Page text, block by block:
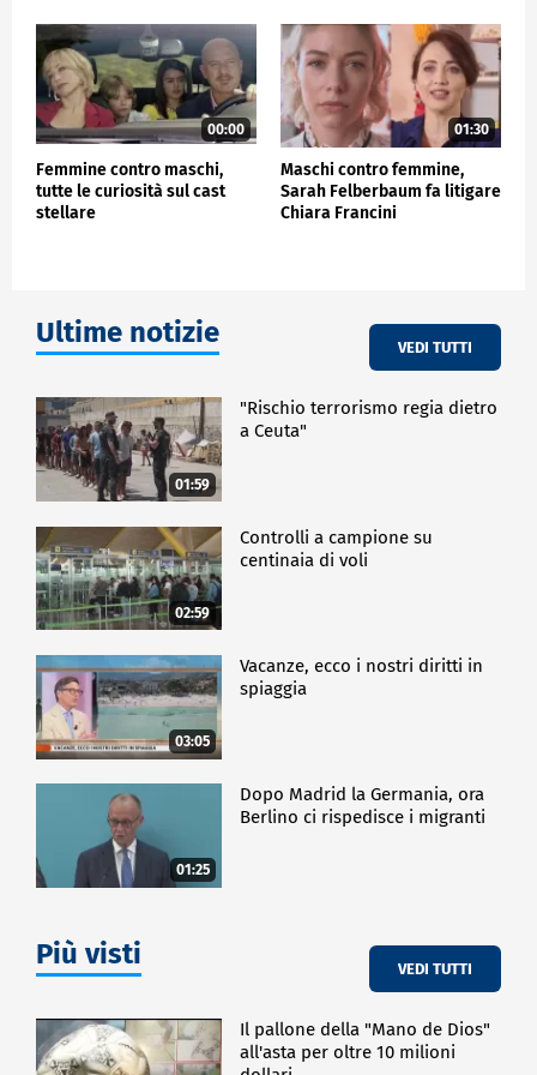
presidente Viktor Orban e prevede anche la revoca
"temporanea" della cittadinanza ad alcuni cittadini
con doppia o multipla cittadinanza, il che potrebbe
colpire il miliardario ungherese-americano George
Soros, vittima di molte teorie cospirazioniste
ESTERI
00:00
Femmine contro maschi,
tutte le curiosità sul cast
stellare
01:30
Maschi contro femmine,
Sarah Felberbaum fa litigare
Chiara Francini
Ultime notizie VEDI TUTTI
01:59
"Rischio terrorismo regia dietro
a Ceuta"
02:59
Controlli a campione su
centinaia di voli
03:05
Vacanze, ecco i nostri diritti in
spiaggia
01:25
Dopo Madrid la Germania, ora
Berlino ci rispedisce i migranti
Più visti VEDI TUTTI
Il pallone della "Mano de Dios"
all'asta per oltre 10 milioni